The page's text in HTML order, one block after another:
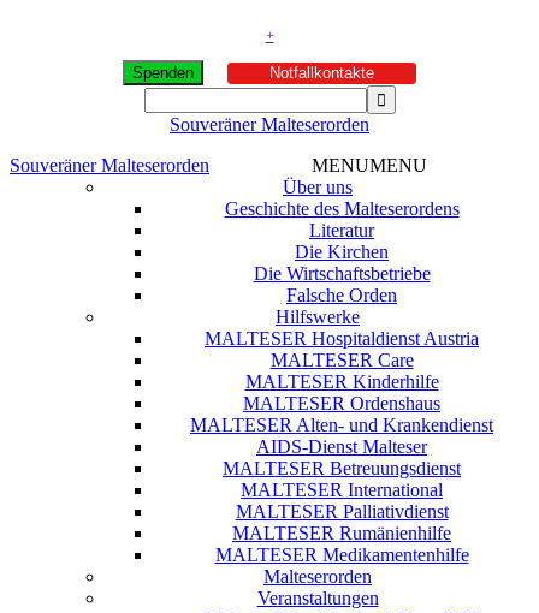
+
Spenden Notfallkontakte
Souveräner Malteserorden
Souveräner Malteserorden
MENUMENU
Über uns
Geschichte des Malteserordens
Literatur
Die Kirchen
Die Wirtschaftsbetriebe
Falsche Orden
Hilfswerke
MALTESER Hospitaldienst Austria
MALTESER Care
MALTESER Kinderhilfe
MALTESER Ordenshaus
MALTESER Alten- und Krankendienst
AIDS-Dienst Malteser
MALTESER Betreuungsdienst
MALTESER International
MALTESER Palliativdienst
MALTESER Rumänienhilfe
MALTESER Medikamentenhilfe
Malteserorden
Veranstaltungen